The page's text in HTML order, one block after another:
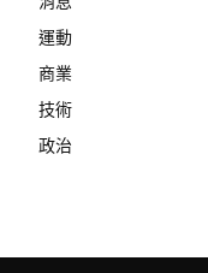
運動
商業
技術
政治